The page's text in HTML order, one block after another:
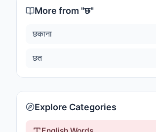
More from "छ"
छकाना
छत
Explore Categories